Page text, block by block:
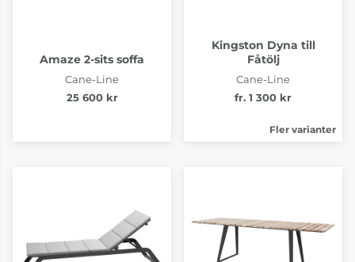
Amaze 2-sits soffa
Cane-Line
25 600 kr
Kingston Dyna till
Fåtölj
Cane-Line
fr. 1 300 kr
Fler varianter